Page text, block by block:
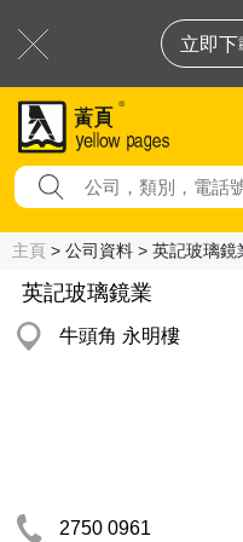
立即
主頁 > 公司資料 > 英記玻璃鏡
英記玻璃鏡業
牛頭角 永明樓
2750 0961